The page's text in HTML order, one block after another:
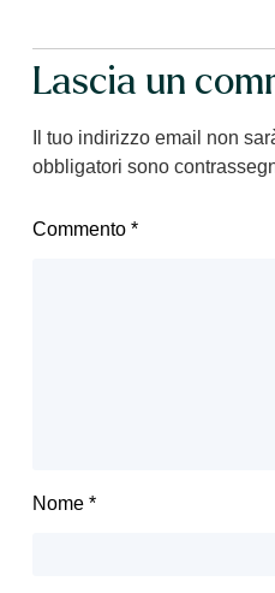
Lascia un
Il tuo indirizzo email non
obbligatori sono
Commento *
Nome *